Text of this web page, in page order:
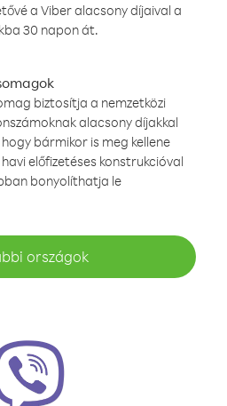
a Viber alacsony díjaival a
30 napon át.
biztosítja a nemzetközi
alacsony díjakkal
bármikor is meg kellene
előfizetéses konstrukcióval
bonyolíthatja le
országok